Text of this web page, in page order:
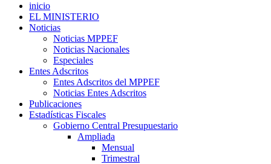
inicio
EL MINISTERIO
Noticias
Noticias MPPEF
Noticias Nacionales
Especiales
Entes Adscritos
Entes Adscritos del MPPEF
Noticias Entes Adscritos
Publicaciones
Estadísticas Fiscales
Gobierno Central Presupuestario
Ampliada
Mensual
Trimestral